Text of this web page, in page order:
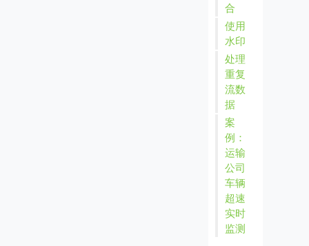
合
使用
水印
处理
重复
流数
据
案
例：
运输
公司
车辆
超速
实时
监测